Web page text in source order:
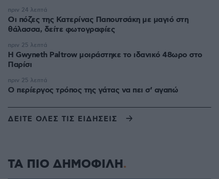
Οι πόζες της Κατερίνας Παπουτσάκη με μαγιό στη
θάλασσα, δείτε φωτογραφίες
πριν 24 λεπτά
Η Gwyneth Paltrow μοιράστηκε το ιδανικό 48ωρο στο
Παρίσι
πριν 25 λεπτά
Ο περίεργος τρόπος της γάτας να πει σ’ αγαπώ
πριν 25 λεπτά
ΔΕΙΤΕ ΟΛΕΣ ΤΙΣ ΕΙΔΗΣΕΙΣ
ΤΑ ΠΙΟ ΔΗΜΟΦΙΛΗ